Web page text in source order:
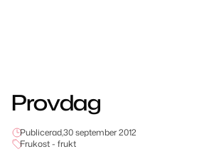
Provdag
Publicerad,30 september 2012
Frukost - frukt